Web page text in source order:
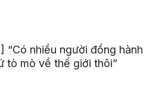
“Có nhiều người đồng hành
tò mò về thế giới thôi”